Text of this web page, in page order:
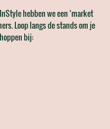
hebben we een ‘market
Loop langs de stands om je
bij: